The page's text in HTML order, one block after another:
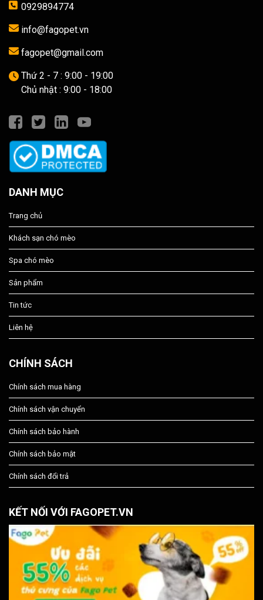
0929894774
info@fagopet.vn
fagopet@gmail.com
Thứ 2 - 7 : 9:00 - 19:00
Chủ nhật : 9:00 - 18:00
DANH MỤC
Trang chủ
Khách sạn chó mèo
Spa chó mèo
Sản phẩm
Tin tức
Liên hệ
CHÍNH SÁCH
Chính sách mua hàng
Chính sách vận chuyển
Chính sách bảo hành
Chính sách bảo mật
Chính sách đổi trả
KẾT NỐI VỚI FAGOPET.VN